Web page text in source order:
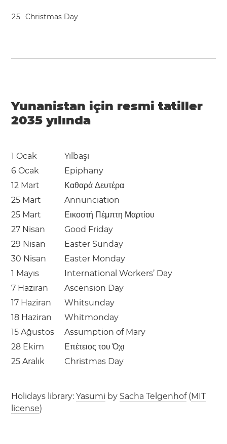
25 Christmas Day
Yunanistan için resmi tatiller
2035 yılında
1 Ocak
Yılbaşı
6 Ocak
Epiphany
12 Mart
Καθαρά Δευτέρα
25 Mart
Annunciation
25 Mart
Εικοστή Πέμπτη Μαρτίου
27 Nisan
Good Friday
29 Nisan
Easter Sunday
30 Nisan
Easter Monday
1 Mayıs
International Workers’ Day
7 Haziran
Ascension Day
17 Haziran
Whitsunday
18 Haziran
Whitmonday
15 Ağustos
Assumption of Mary
28 Ekim
Επέτειος του Όχι
25 Aralık
Christmas Day
Holidays library:Yasumi by Sacha Telgenhof(MIT
license)